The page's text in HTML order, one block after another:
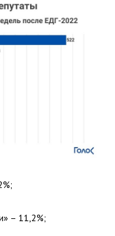
– 11,2%;